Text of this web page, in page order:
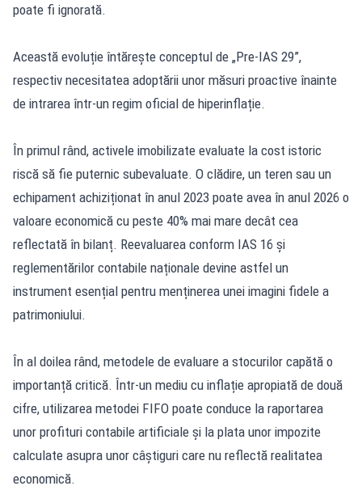
poate fi ignorată.
Această evoluție întărește conceptul de „Pre-IAS 29”,
respectiv necesitatea adoptării unor măsuri proactive înainte
de intrarea într-un regim oficial de hiperinflație.
În primul rând, activele imobilizate evaluate la cost istoric
riscă să fie puternic subevaluate. O clădire, un teren sau un
echipament achiziționat în anul 2023 poate avea în anul 2026 o
valoare economică cu peste 40% mai mare decât cea
reflectată în bilanț. Reevaluarea conform IAS 16 și
reglementărilor contabile naționale devine astfel un
instrument esențial pentru menținerea unei imagini fidele a
patrimoniului.
În al doilea rând, metodele de evaluare a stocurilor capătă o
importanță critică. Într-un mediu cu inflație apropiată de două
cifre, utilizarea metodei FIFO poate conduce la raportarea
unor profituri contabile artificiale și la plata unor impozite
calculate asupra unor câștiguri care nu reflectă realitatea
economică.